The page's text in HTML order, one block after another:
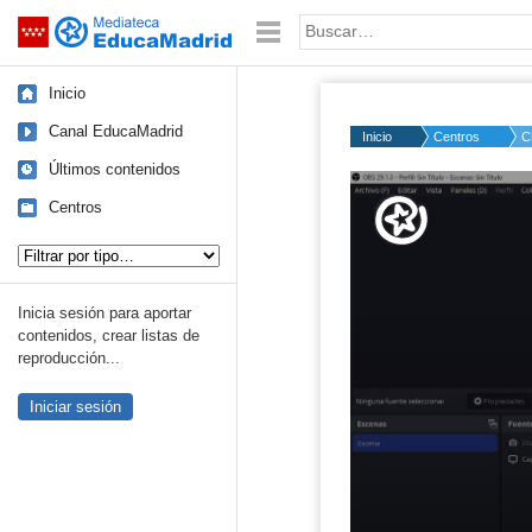
Saltar navegación Palabra o frase:
Inicio
Canal EducaMadrid
Últimos contenidos
Centros
Inicia sesión para aportar
contenidos, crear listas de
reproducción...
Iniciar sesión
Inicio Centros
Volume
50%